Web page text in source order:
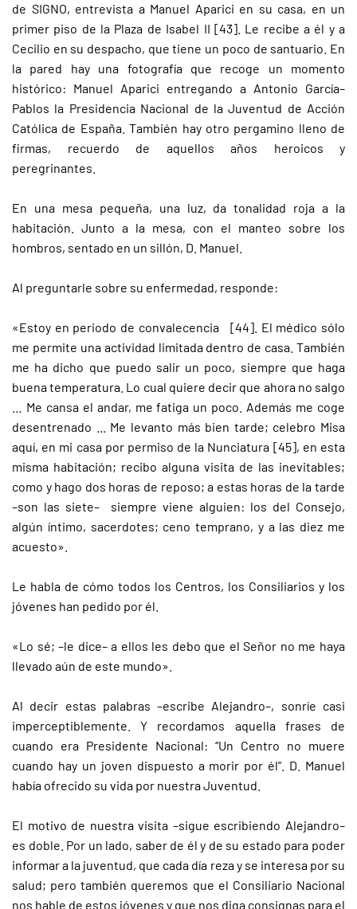
de SIGNO, entrevista a Manuel Aparici en su casa, en un
primer piso de la Plaza de Isabel II [43]. Le recibe a él y a
Cecilio en su despacho, que tiene un poco de santuario. En
la pared hay una fotografía que recoge un momento
histórico: Manuel Aparici entregando a Antonio García–
Pablos la Presidencia Nacional de la Juventud de Acción
Católica de España. También hay otro pergamino lleno de
firmas, recuerdo de aquellos años heroicos y
peregrinantes.
En una mesa pequeña, una luz, da tonalidad roja a la
habitación. Junto a la mesa, con el manteo sobre los
hombros, sentado en un sillón, D. Manuel.
Al preguntarle sobre su enfermedad, responde:
«Estoy en periodo de convalecencia [44]. El médico sólo
me permite una actividad limitada dentro de casa. También
me ha dicho que puedo salir un poco, siempre que haga
buena temperatura. Lo cual quiere decir que ahora no salgo
… Me cansa el andar, me fatiga un poco. Además me coge
desentrenado ... Me levanto más bien tarde; celebro Misa
aquí, en mi casa por permiso de la Nunciatura [45], en esta
misma habitación; recibo alguna visita de las inevitables;
como y hago dos horas de reposo; a estas horas de la tarde
–son las siete– siempre viene alguien: los del Consejo,
algún íntimo, sacerdotes; ceno temprano, y a las diez me
acuesto».
Le habla de cómo todos los Centros, los Consiliarios y los
jóvenes han pedido por él.
«Lo sé; –le dice– a ellos les debo que el Señor no me haya
llevado aún de este mundo».
Al decir estas palabras –escribe Alejandro–, sonríe casi
imperceptiblemente. Y recordamos aquella frases de
cuando era Presidente Nacional: “Un Centro no muere
cuando hay un joven dispuesto a morir por él”. D. Manuel
había ofrecido su vida por nuestra Juventud.
El motivo de nuestra visita –sigue escribiendo Alejandro–
es doble. Por un lado, saber de él y de su estado para poder
informar a la juventud, que cada día reza y se interesa por su
salud; pero también queremos que el Consiliario Nacional
nos hable de estos jóvenes y que nos diga consignas para el